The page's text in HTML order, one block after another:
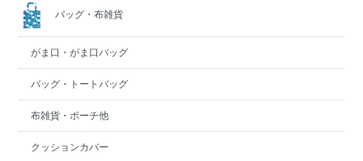
バッグ・布雑貨
がま口・がま口バッグ
バッグ・トートバッグ
布雑貨・ポーチ他
クッションカバー